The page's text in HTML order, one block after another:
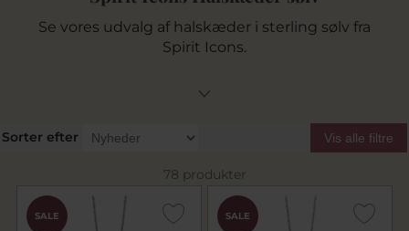
Se vores udvalg af halskæder i sterling sølv fra
Spirit Icons.
Sorter efter Vis alle filtre
78 produkter
SALE SALE